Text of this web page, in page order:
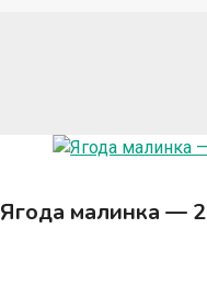
Ягода малинка — 2